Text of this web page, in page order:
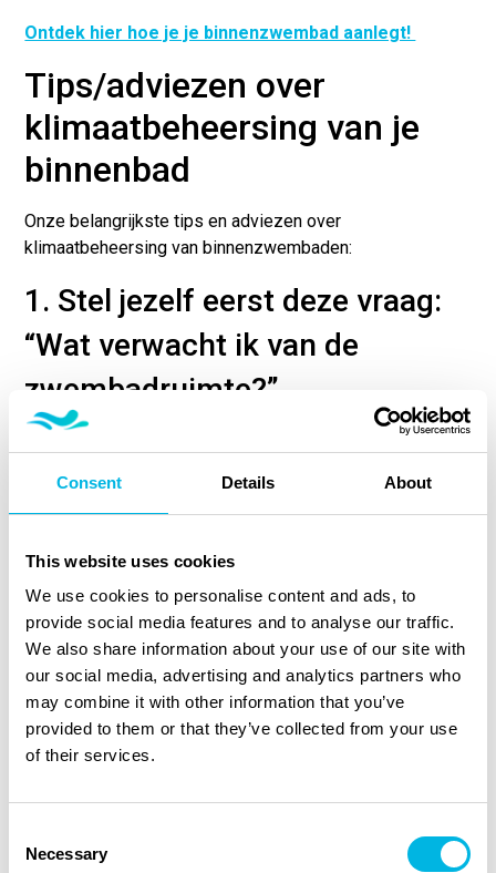
Consent Details About
This website uses cookies
We use cookies to personalise content and ads, to
provide social media features and to analyse our traffic.
We also share information about your use of our site with
our social media, advertising and analytics partners who
may combine it with other information that you’ve
provided to them or that they’ve collected from your use
of their services.
Selection
Necessary
Ontdek hier hoe je je binnenzwembad aanlegt!
Tips/adviezen over
klimaatbeheersing van je
binnenbad
Onze belangrijkste tips en adviezen over
klimaatbeheersing van binnenzwembaden:
1. Stel jezelf eerst deze vraag:
“Wat verwacht ik van de
zwembadruimte?”
Beantwoord je deze vraag over je verwachtingen qua
Dan geeft dit je direct sturen in:
Benodigde techniek (simpel vs volledig
kanaalsysteem).
Bouwkundige eisen (isolatie/koudebruggen).
Investering, ruimtebeslag, energiekosten.
Want wil je een binnenzwembadruimte die:
Koel en beschut is? Of juist aangenaam warm, waar de
Of neem je alleen genoegen met een ruimte waar je alles